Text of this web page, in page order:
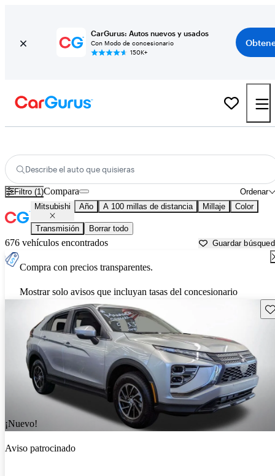
CarGurus: Autos nuevos y usados
Con Modo de concesionario
150K+
Describe el auto que quisieras
Filtro (1) Ordenar
Compara
Mitsubishi Año A 100 millas de distancia Millaje Color
Transmisión Borrar todo
676 vehículos encontrados Guardar
Compra con precios transparentes.
Mostrar solo avisos que incluyan tasas del concesionario
¡Nuevo!
Aviso patrocinado